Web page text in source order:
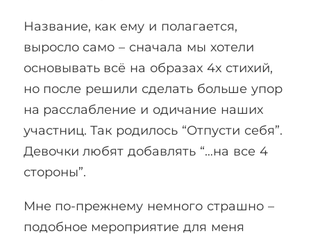
Название, как ему и полагается,
выросло само – сначала мы хотели
основывать всё на образах 4х стихий,
но после решили сделать больше упор
на расслабление и одичание наших
участниц. Так родилось “Отпусти себя”.
Девочки любят добавлять “…на все 4
стороны”.
Мне по-прежнему немного страшно –
подобное мероприятие для меня